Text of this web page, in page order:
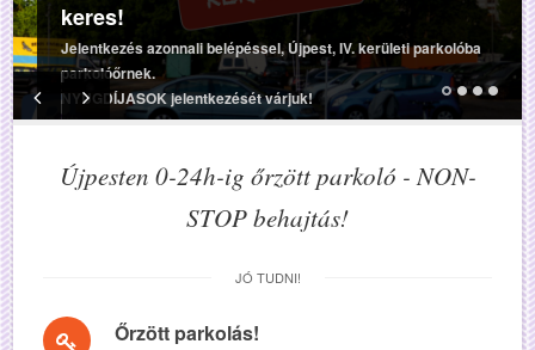
keres!
Jelentkezés azonnali belépéssel, Újpest, IV. kerületi parkolóba
parkolóőrnek.
NYUGDÍJASOK jelentkezését várjuk!
Újpesten 0-24h-ig őrzött parkoló - NON-
STOP behajtás!
JÓ TUDNI!
Őrzött parkolás!